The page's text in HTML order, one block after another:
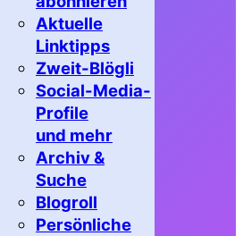
Aktuelle
Linktipps
Zweit-Blögli
Social-Media-
Profile
und mehr
Archiv &
Suche
Blogroll
Persönliche